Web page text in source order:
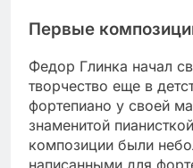
Первые
Федор Глинка начал
творчество еще в
фортепиано у своей
знаменитой
композиции были
написанными для